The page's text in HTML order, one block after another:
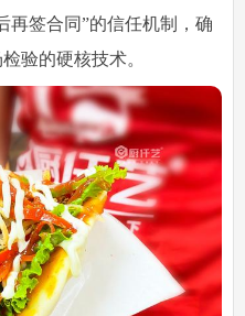
再签合同”的信任机制，确
验的硬核技术。